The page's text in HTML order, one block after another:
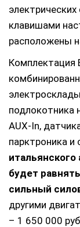
клавишами
расположены
Комплектация
подлокотника
AUX-In,
парктроника и
будет
сильный
другими
– 1 650 000